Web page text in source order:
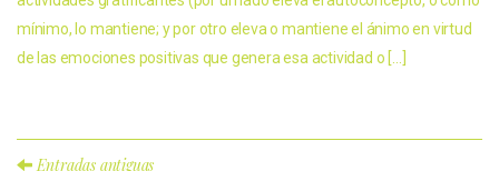
mínimo, lo mantiene; y por otro eleva o mantiene el ánimo en virtud
de las emociones positivas que genera esa actividad o […]
Entradas antiguas